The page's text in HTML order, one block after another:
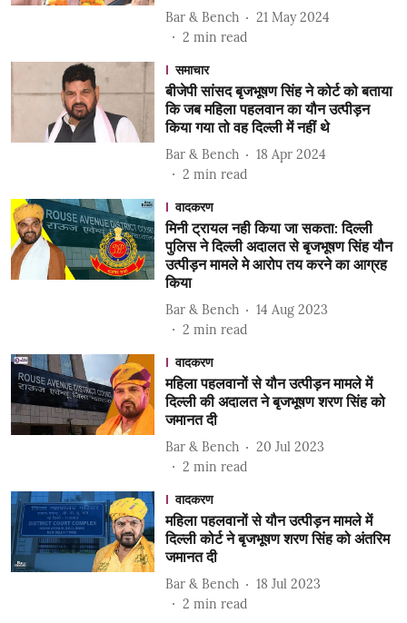
Bar & Bench
21 May 2024
2 min read
समाचार
बीजेपी सांसद बृजभूषण सिंह ने कोर्ट को बताया
कि जब महिला पहलवान का यौन उत्पीड़न
किया गया तो वह दिल्ली में नहीं थे
Bar & Bench
18 Apr 2024
2 min read
वादकरण
मिनी ट्रायल नही किया जा सकता: दिल्ली
पुलिस ने दिल्ली अदालत से बृजभूषण सिंह यौन
उत्पीड़न मामले मे आरोप तय करने का आग्रह
किया
Bar & Bench
14 Aug 2023
2 min read
वादकरण
महिला पहलवानों से यौन उत्पीड़न मामले में
दिल्ली की अदालत ने बृजभूषण शरण सिंह को
जमानत दी
Bar & Bench
20 Jul 2023
2 min read
वादकरण
महिला पहलवानों से यौन उत्पीड़न मामले में
दिल्ली कोर्ट ने बृजभूषण शरण सिंह को अंतरिम
जमानत दी
Bar & Bench
18 Jul 2023
2 min read